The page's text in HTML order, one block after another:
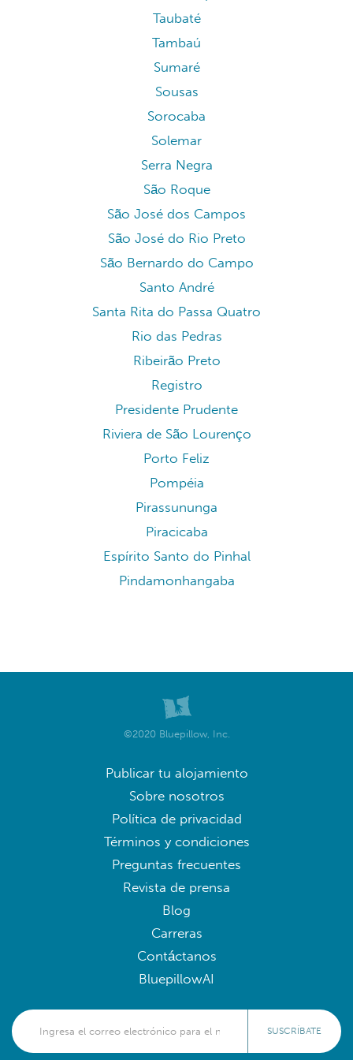
Taubaté
Tambaú
Sumaré
Sousas
Sorocaba
Solemar
Serra Negra
São Roque
São José dos Campos
São José do Rio Preto
São Bernardo do Campo
Santo André
Santa Rita do Passa Quatro
Rio das Pedras
Ribeirão Preto
Registro
Presidente Prudente
Riviera de São Lourenço
Porto Feliz
Pompéia
Pirassununga
Piracicaba
Espírito Santo do Pinhal
Pindamonhangaba
©2020 Bluepillow, Inc.
Publicar tu alojamiento
Sobre nosotros
Política de privacidad
Términos y condiciones
Preguntas frecuentes
Revista de prensa
Blog
Carreras
Contáctanos
BluepillowAI
SUSCRÍBATE